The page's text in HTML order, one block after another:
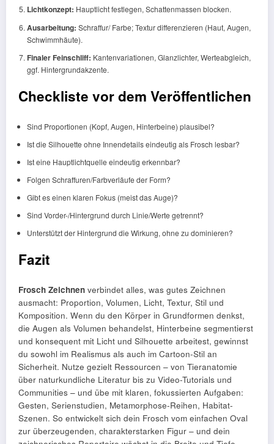
Lichtkonzept: Hauptlicht festlegen, Schattenmassen blocken.
Ausarbeitung: Schraffur/ Farbe; Textur differenzieren (Haut, Augen,
Schwimmhäute).
Finaler Feinschliff: Kantenvariationen, Glanzlichter, Werteabgleich,
ggf. Hintergrundakzente.
Checkliste vor dem Veröffentlichen
Sind Proportionen (Kopf, Augen, Hinterbeine) plausibel?
Ist die Silhouette ohne Innendetails eindeutig als Frosch lesbar?
Ist eine Hauptlichtquelle eindeutig erkennbar?
Folgen Schraffuren/Farbverläufe der Form?
Gibt es einen klaren Fokus (meist das Auge)?
Sind Vorder-/Hintergrund durch Linie/Werte getrennt?
Unterstützt der Hintergrund die Wirkung, ohne zu dominieren?
Fazit
Frosch Zeichnen verbindet alles, was gutes Zeichnen
ausmacht: Proportion, Volumen, Licht, Textur, Stil und
Komposition. Wenn du den Körper in Grundformen denkst,
die Augen als Volumen behandelst, Hinterbeine segmentierst
und konsequent mit Licht und Silhouette arbeitest, gewinnst
du sowohl im Realismus als auch im Cartoon-Stil an
Sicherheit. Nutze gezielt Ressourcen – von Tieranatomie
über naturkundliche Literatur bis zu Video-Tutorials und
Communities – und übe mit klaren, fokussierten Aufgaben:
Gesten, Serienstudien, Metamorphose-Reihen, Habitat-
Szenen. So entwickelt sich dein Frosch vom einfachen Oval
zur überzeugenden, charakterstarken Figur – und dein